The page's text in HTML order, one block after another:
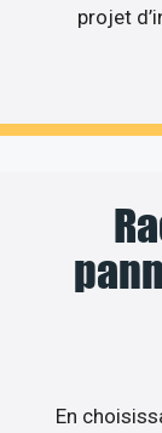
projet
En